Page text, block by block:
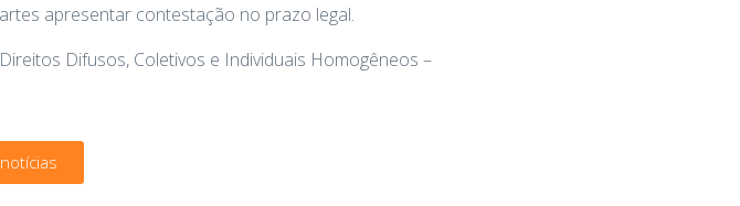
apresentar contestação no prazo legal.
Difusos, Coletivos e Individuais Homogêneos –